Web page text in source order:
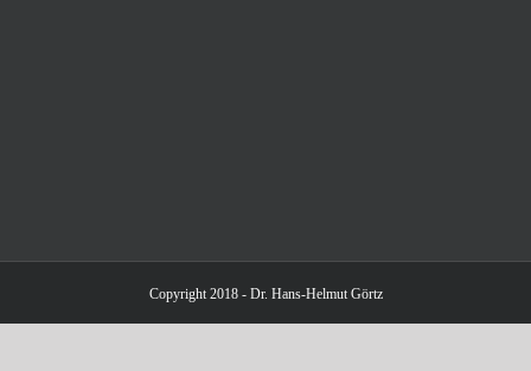
Copyright 2018 - Dr. Hans-Helmut Görtz